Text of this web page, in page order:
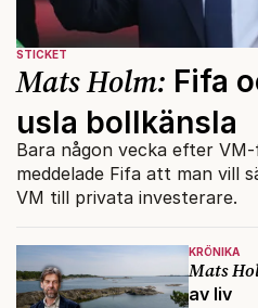
KRÖNIKA
Mats
av liv
STICKET
Mats Holm: Fifa
usla bollkänsla
Bara någon vecka efter
meddelade Fifa att man vill
VM till privata investerare.